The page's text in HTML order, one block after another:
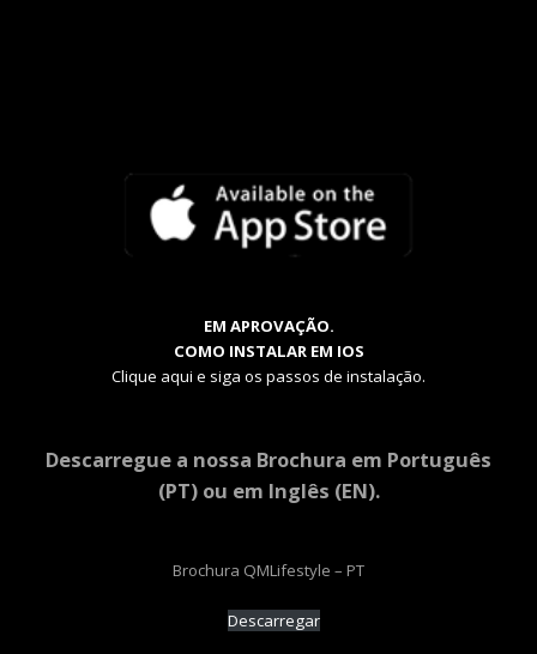
EM APROVAÇÃO.
COMO INSTALAR EM IOS
Clique aqui e siga os passos de instalação.
Descarregue a nossa Brochura em Português
(PT) ou em Inglês (EN).
Brochura QMLifestyle – PT
Descarregar